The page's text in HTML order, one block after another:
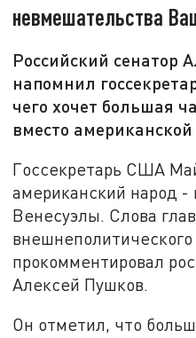
невмешательства
Российский сенатор
напомнил
чего хочет большая
вместо
Госсекретарь США
американский народ -
Венесуэлы. Слова
прокомментировал
Алексей Пушков.
Он отметил, что